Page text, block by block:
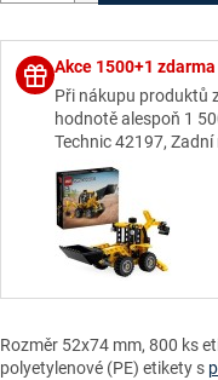
Akce 1500+1 zdarma
Při nákupu produktů
hodnotě alespoň 1
Technic 42197,
Rozměr 52x74 mm, 800 ks
polyetylenové (PE) etikety s